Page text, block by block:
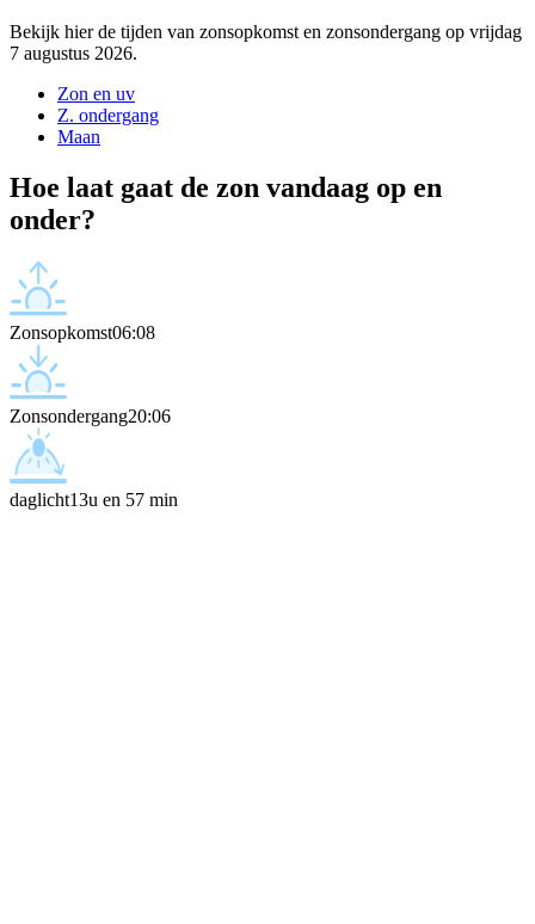
Bekijk hier de tijden van zonsopkomst en zonsondergang op vrijdag
7 augustus 2026.
Zon en uv
Z. ondergang
Maan
Hoe laat gaat de zon vandaag op en
onder?
Zonsopkomst06:08
Zonsondergang20:06
daglicht13u en 57 min